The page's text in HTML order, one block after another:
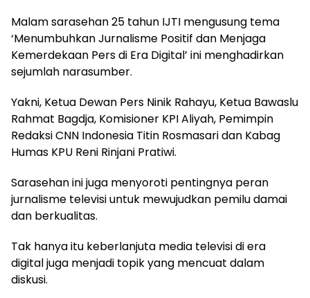
Malam sarasehan 25 tahun IJTI mengusung tema
‘Menumbuhkan Jurnalisme Positif dan Menjaga
Kemerdekaan Pers di Era Digital’ ini menghadirkan
sejumlah narasumber.
Yakni, Ketua Dewan Pers Ninik Rahayu, Ketua Bawaslu
Rahmat Bagdja, Komisioner KPI Aliyah, Pemimpin
Redaksi CNN Indonesia Titin Rosmasari dan Kabag
Humas KPU Reni Rinjani Pratiwi.
Sarasehan ini juga menyoroti pentingnya peran
jurnalisme televisi untuk mewujudkan pemilu damai
dan berkualitas.
Tak hanya itu keberlanjuta media televisi di era
digital juga menjadi topik yang mencuat dalam
diskusi.